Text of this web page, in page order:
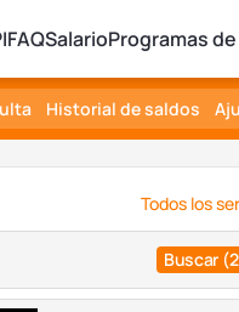
FAQSalarioProgramas
Historial de saldos
Todos los
Buscar